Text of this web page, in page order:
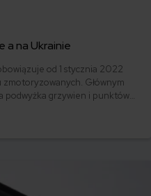
a na Ukrainie
od 1 stycznia 2022
Głównym
podwyżka grzywien i punktów
ruchu drogowego w